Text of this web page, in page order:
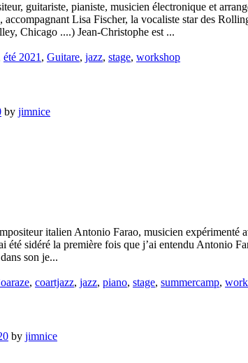
guitariste, pianiste, musicien électronique et
Lisa Fischer, la vocaliste star des
Chicago ....) Jean-Christophe est ...
été 2021, Guitare, jazz, stage, workshop
by jimnice
italien Antonio Farao, musicien expérimenté
été sidéré la première fois que j’ai entendu Antonio
son je...
, coartjazz, jazz, piano, stage, summercamp,
by jimnice